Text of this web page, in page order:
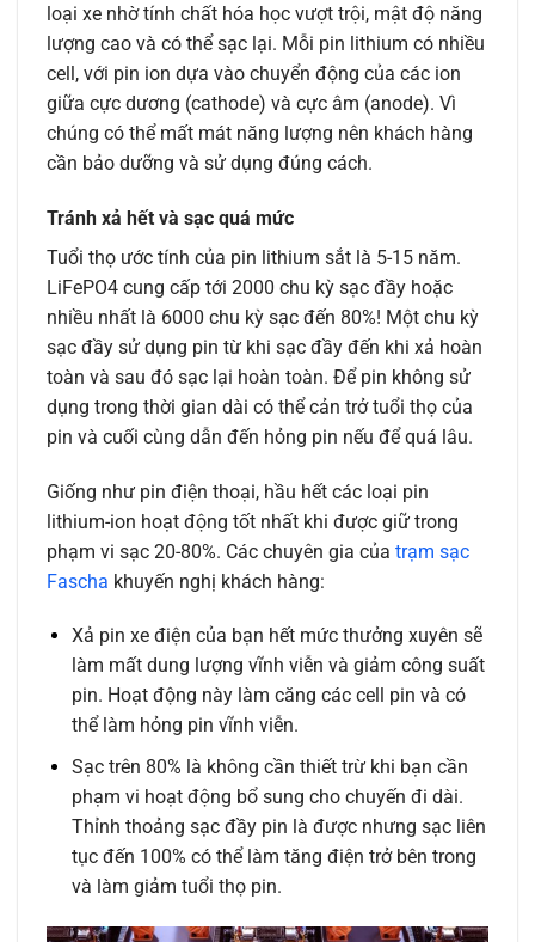
loại xe nhờ tính chất hóa học vượt trội, mật độ năng
lượng cao và có thể sạc lại. Mỗi pin lithium có nhiều
cell, với pin ion dựa vào chuyển động của các ion
giữa cực dương (cathode) và cực âm (anode). Vì
chúng có thể mất mát năng lượng nên khách hàng
cần bảo dưỡng và sử dụng đúng cách.
Tránh xả hết và sạc quá mức
Tuổi thọ ước tính của pin lithium sắt là 5-15 năm.
LiFePO4 cung cấp tới 2000 chu kỳ sạc đầy hoặc
nhiều nhất là 6000 chu kỳ sạc đến 80%! Một chu kỳ
sạc đầy sử dụng pin từ khi sạc đầy đến khi xả hoàn
toàn và sau đó sạc lại hoàn toàn. Để pin không sử
dụng trong thời gian dài có thể cản trở tuổi thọ của
pin và cuối cùng dẫn đến hỏng pin nếu để quá lâu.
Giống như pin điện thoại, hầu hết các loại pin
lithium-ion hoạt động tốt nhất khi được giữ trong
phạm vi sạc 20-80%. Các chuyên gia của trạm sạc
Fascha khuyến nghị khách hàng:
Xả pin xe điện của bạn hết mức thưởng xuyên sẽ
làm mất dung lượng vĩnh viễn và giảm công suất
pin. Hoạt động này làm căng các cell pin và có
thể làm hỏng pin vĩnh viễn.
Sạc trên 80% là không cần thiết trừ khi bạn cần
phạm vi hoạt động bổ sung cho chuyến đi dài.
Thỉnh thoảng sạc đầy pin là được nhưng sạc liên
tục đến 100% có thể làm tăng điện trở bên trong
và làm giảm tuổi thọ pin.